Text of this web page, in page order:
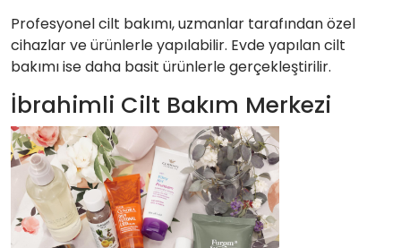
Profesyonel cilt bakımı, uzmanlar tarafından özel
cihazlar ve ürünlerle yapılabilir. Evde yapılan cilt
bakımı ise daha basit ürünlerle gerçekleştirilir.
İbrahimli Cilt Bakım Merkezi